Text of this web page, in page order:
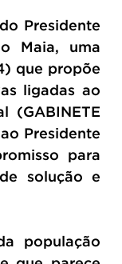
Presidente
Maia, uma
que propõe
ligadas ao
(GABINETE
Presidente
para
solução e
população